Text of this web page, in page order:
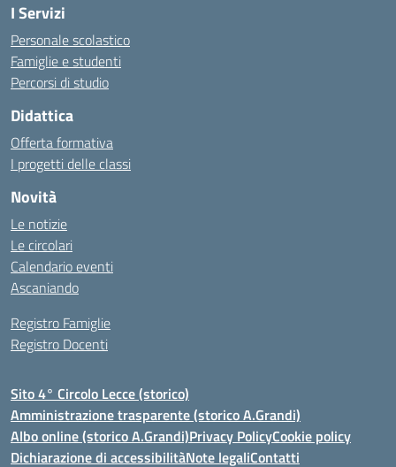
I Servizi
Personale scolastico
Famiglie e studenti
Percorsi di studio
Didattica
Offerta formativa
I progetti delle classi
Novità
Le notizie
Le circolari
Calendario eventi
Ascaniando
Registro Famiglie
Registro Docenti
Sito 4° Circolo Lecce (storico)
Amministrazione trasparente (storico A.Grandi)
Albo online (storico A.Grandi)Privacy PolicyCookie policy
Dichiarazione di accessibilitàNote legaliContatti